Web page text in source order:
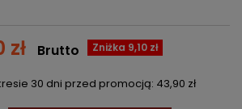
zł Zniżka 9,10 zł
Brutto
30 dni przed promocją: 43,90 zł